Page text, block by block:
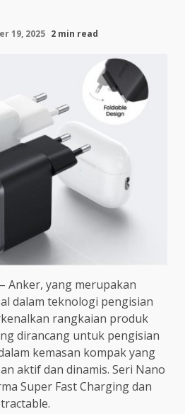
19, 2025 2 min read
Anker, yang merupakan
dalam teknologi pengisian
rangkaian produk
dirancang untuk pengisian
kemasan kompak yang
aktif dan dinamis. Seri Nano
Super Fast Charging dan